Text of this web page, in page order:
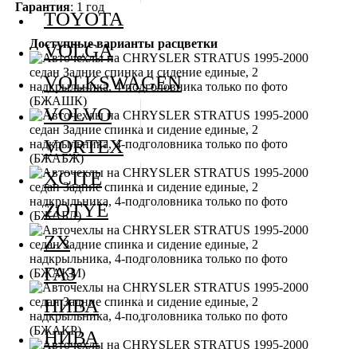
Гарантия: 1 год
Доступные варианты расцветки
TOYOTA
VOLGA
VOLKSWAGEN
VOLVO
VORTEX
XCITE
ZOTYE
ZX
ГАЗ
НИВА
НИВА